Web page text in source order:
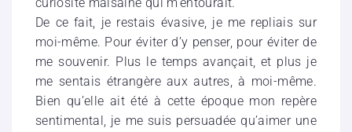
curiosité malsaine qui m’entourait.
De ce fait, je restais évasive, je me repliais sur
moi-même. Pour éviter d’y penser, pour éviter de
me souvenir. Plus le temps avançait, et plus je
me sentais étrangère aux autres, à moi-même.
Bien qu’elle ait été à cette époque mon repère
sentimental, je me suis persuadée qu’aimer une